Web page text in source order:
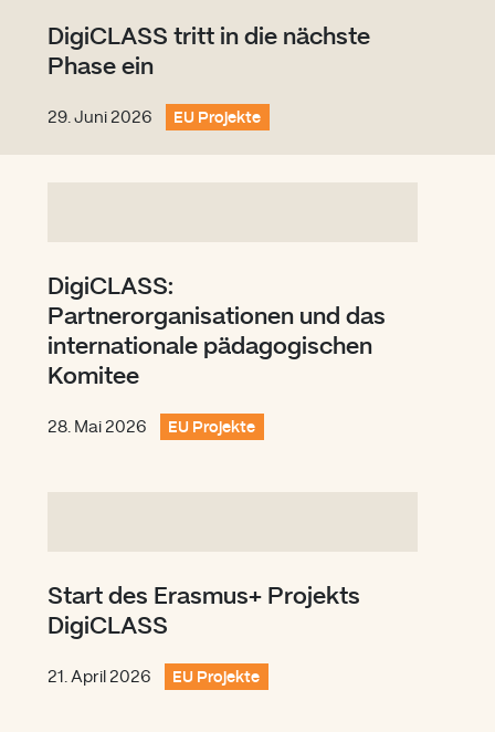
DigiCLASS tritt in die nächste
Phase ein
29. Juni 2026 EU Projekte
DigiCLASS:
Partnerorganisationen und das
internationale pädagogischen
Komitee
28. Mai 2026 EU Projekte
Start des Erasmus+ Projekts
DigiCLASS
21. April 2026 EU Projekte